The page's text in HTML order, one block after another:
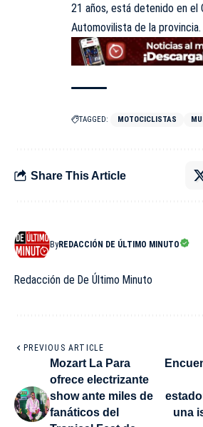
21 años, está detenido en el
Automovilista de la provincia.
TAGGED: MOTOCICLISTAS
Share This Article
ByREDACCIÓN DE ÚLTIMO MINUTO
Redacción de De Último Minuto
PREVIOUS ARTICLE
Mozart La Para
ofrece electrizante
show ante miles de
fanáticos del
una